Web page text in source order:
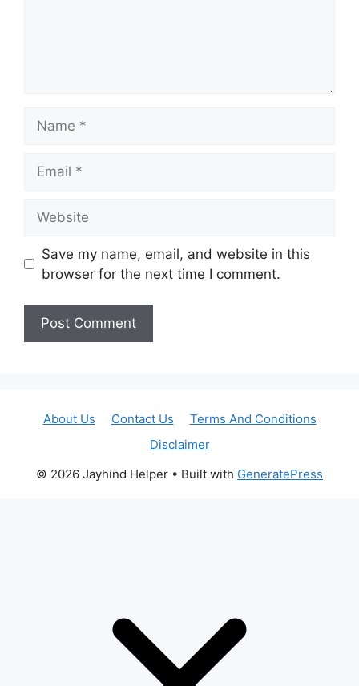
Save my name, email, and website in this
browser for the next time I comment.
About Us Contact Us
Terms And Conditions
Disclaimer
© 2026 Jayhind Helper • Built with GeneratePress